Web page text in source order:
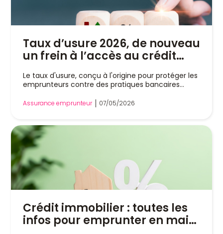
Taux d’usure 2026, de nouveau
un frein à l’accès au crédit
immobilier : raisons et
solutions
Le taux d'usure, conçu à l'origine pour protéger les
emprunteurs contre des pratiques bancaires...
Assurance emprunteur 07/05/2026
Crédit immobilier : toutes les
infos pour emprunter en mai